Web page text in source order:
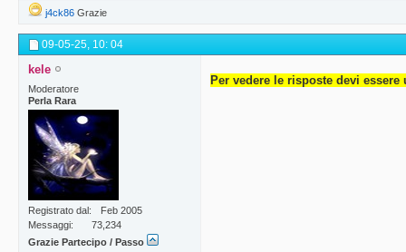
j4ck86 Grazie
09-05-25, 10: 04
kele
Moderatore
Perla Rara
Registrato dal
Feb 2005
Messaggi
73,234
Grazie Partecipo / Passo
Per vedere le risposte devi essere